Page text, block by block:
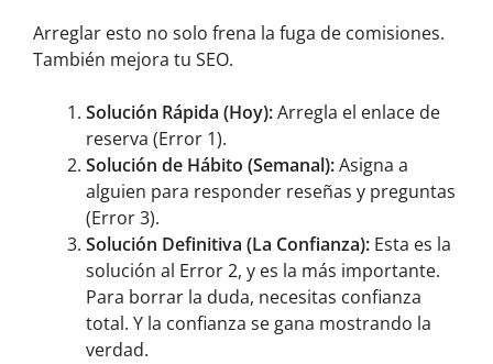
Arreglar esto no solo frena la fuga de comisiones.
También mejora tu SEO.
Solución Rápida (Hoy):Arregla el enlace de
reserva (Error 1).
Solución de Hábito (Semanal):Asigna a
alguien para responder reseñas y preguntas
(Error 3).
Solución Definitiva (La Confianza): Esta es la
solución al Error 2, y es la más importante.
Para borrar la duda, necesitas confianza
total. Y la confianza se gana mostrando la
verdad.